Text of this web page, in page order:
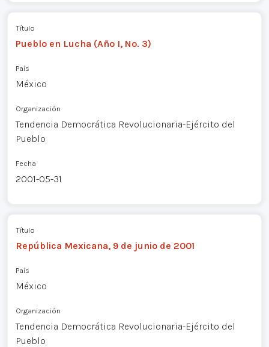
Título
Pueblo en Lucha (Año I, No. 3)
País
México
Organización
Tendencia Democrática Revolucionaria-Ejército del
Pueblo
Fecha
2001-05-31
Título
República Mexicana, 9 de junio de 2001
País
México
Organización
Tendencia Democrática Revolucionaria-Ejército del
Pueblo